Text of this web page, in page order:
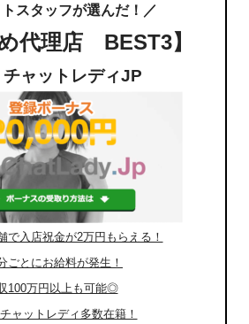
スタッフが選んだ！／
代理店 BEST3】
ャットレディJP
で入店祝金が2万円もらえる！
ごとにお給料が発生！
100万円以上も可能◎
ャットレディ多数在籍！